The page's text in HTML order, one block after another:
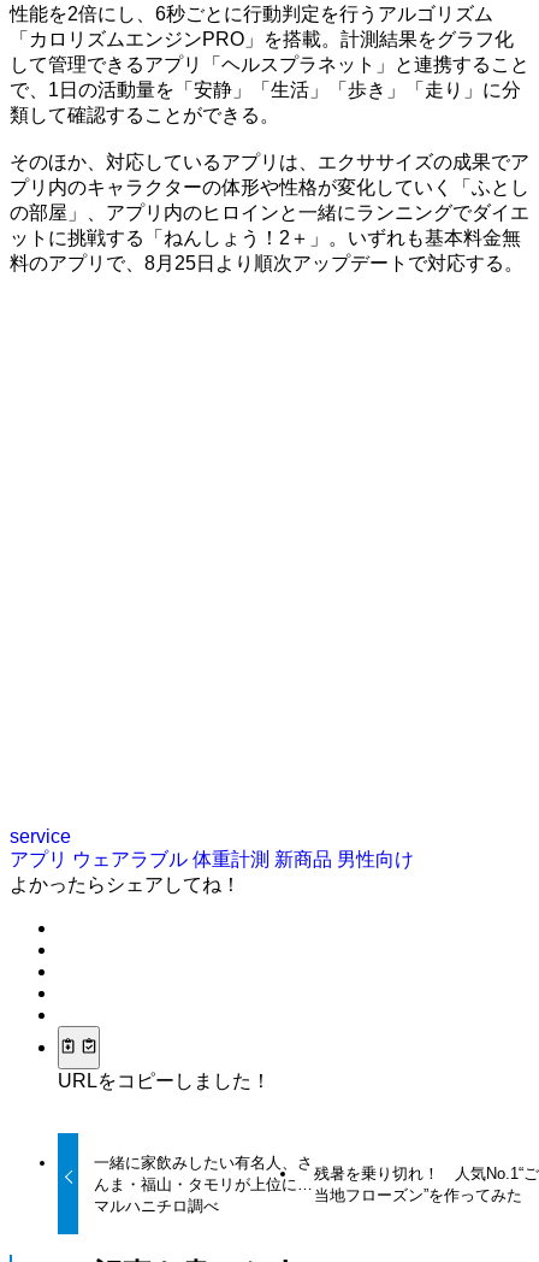
性能を2倍にし、6秒ごとに行動判定を行うアルゴリズム
「カロリズムエンジンPRO」を搭載。計測結果をグラフ化
して管理できるアプリ「ヘルスプラネット」と連携すること
で、1日の活動量を「安静」「生活」「歩き」「走り」に分
類して確認することができる。
そのほか、対応しているアプリは、エクササイズの成果でア
プリ内のキャラクターの体形や性格が変化していく「ふとし
の部屋」、アプリ内のヒロインと一緒にランニングでダイエ
ットに挑戦する「ねんしょう！2＋」。いずれも基本料金無
料のアプリで、8月25日より順次アップデートで対応する。
service
アプリ ウェアラブル 体重計測 新商品 男性向け
よかったらシェアしてね！
URLをコピーしました！
一緒に家飲みしたい有名人、さ
んま・福山・タモリが上位に…
マルハニチロ調べ
残暑を乗り切れ！ 人気No.1“ご
当地フローズン”を作ってみた